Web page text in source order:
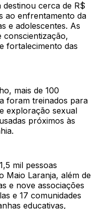
cerca de R$
ao enfrentamento da
e adolescentes. As
conscientização,
fortalecimento das
mais de 100
foram treinados para
exploração sexual
próximos às
mil pessoas
Maio Laranja, além de
e nove associações
e 17 comunidades
educativas,